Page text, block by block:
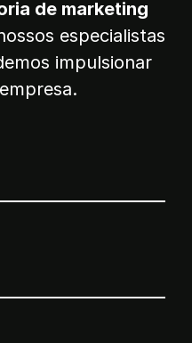
de marketing
especialistas
impulsionar